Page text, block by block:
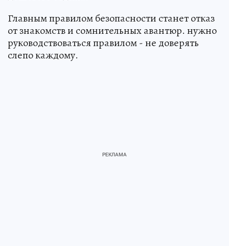
Главным правилом безопасности станет отказ
от знакомств и сомнительных авантюр. нужно
руководствоваться правилом - не доверять
слепо каждому.